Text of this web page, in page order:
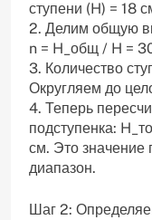
ступени (H) = 18
2. Делим общую
n = H_общ / H =
3. Количество
Округляем до
4. Теперь
подступенка:
см. Это значение
диапазон.
Шаг 2: